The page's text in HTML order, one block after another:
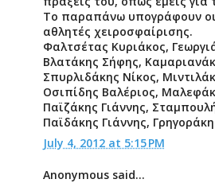
Το παραπάνω υπογράφουν
αθλητές χειροσφαίρισης.
Φαλτσέτας Κυριάκος,
Βλατάκης Σήφης,
Σπυρλιδάκης Νίκος,
Οσιπίδης Βαλέριος,
Παϊζάκης Γιάννης,
Παϊδάκης Γιάννης,
July 4, 2012 at 5:15 PM
Anonymous said...